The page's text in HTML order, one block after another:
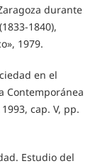
durante
1840),
1979.
en el
Contemporánea
cap. V, pp.
Estudio del